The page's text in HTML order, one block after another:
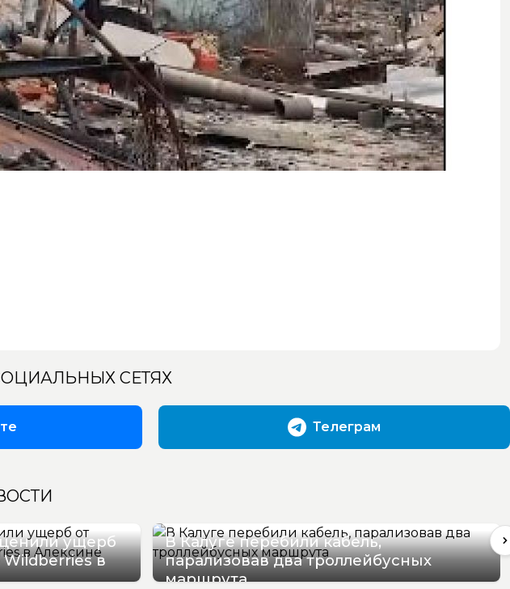
СЕТЯХ
Телеграм
ущерб
Wildberries в
В Калуге перебили кабель,
парализовав два троллейбусных
маршрута